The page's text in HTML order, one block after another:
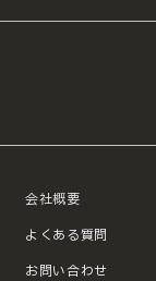
会社概要
よくある質問
お問い合わせ